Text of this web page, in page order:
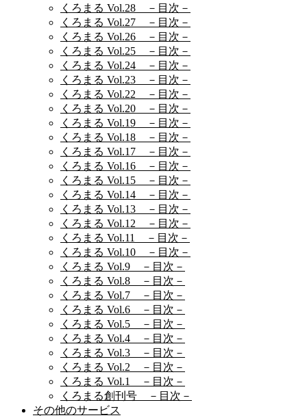
くろまる Vol.28 －目次－
くろまる Vol.27 －目次－
くろまる Vol.26 －目次－
くろまる Vol.25 －目次－
くろまる Vol.24 －目次－
くろまる Vol.23 －目次－
くろまる Vol.22 －目次－
くろまる Vol.20 －目次－
くろまる Vol.19 －目次－
くろまる Vol.18 －目次－
くろまる Vol.17 －目次－
くろまる Vol.16 －目次－
くろまる Vol.15 －目次－
くろまる Vol.14 －目次－
くろまる Vol.13 －目次－
くろまる Vol.12 －目次－
くろまる Vol.11 －目次－
くろまる Vol.10 －目次－
くろまる Vol.9 －目次－
くろまる Vol.8 －目次－
くろまる Vol.7 －目次－
くろまる Vol.6 －目次－
くろまる Vol.5 －目次－
くろまる Vol.4 －目次－
くろまる Vol.3 －目次－
くろまる Vol.2 －目次－
くろまる Vol.1 －目次－
くろまる創刊号 －目次－
その他のサービス